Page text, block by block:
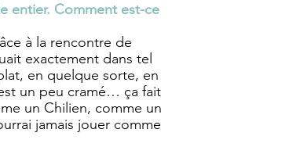
entier. Comment est-ce
à la rencontre de
exactement dans tel
en quelque sorte, en
un peu cramé… ça fait
un Chilien, comme un
jamais jouer comme